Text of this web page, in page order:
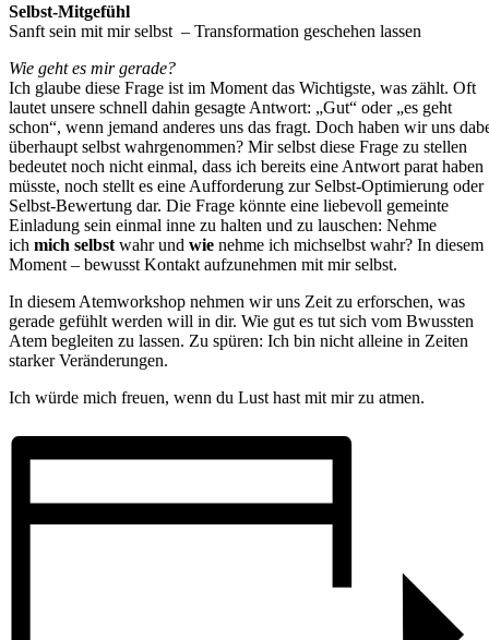
Selbst-Mitgefühl
Sanft sein mit mir selbst – Transformation geschehen lassen
Wie geht es mir gerade?
Ich glaube diese Frage ist im Moment das Wichtigste, was zählt. Oft
lautet unsere schnell dahin gesagte Antwort: „Gut“ oder „es geht
schon“, wenn jemand anderes uns das fragt. Doch haben wir uns
überhaupt selbst wahrgenommen? Mir selbst diese Frage zu stellen
bedeutet noch nicht einmal, dass ich bereits eine Antwort parat haben
müsste, noch stellt es eine Aufforderung zur Selbst-Optimierung oder
Selbst-Bewertung dar. Die Frage könnte eine liebevoll gemeinte
Einladung sein einmal inne zu halten und zu lauschen: Nehme
ich mich selbst wahr und wie nehme ich michselbst wahr? In diesem
Moment – bewusst Kontakt aufzunehmen mit mir selbst.
In diesem Atemworkshop nehmen wir uns Zeit zu erforschen, was
gerade gefühlt werden will in dir. Wie gut es tut sich vom Bwussten
Atem begleiten zu lassen. Zu spüren: Ich bin nicht alleine in Zeiten
starker Veränderungen.
Ich würde mich freuen, wenn du Lust hast mit mir zu atmen.